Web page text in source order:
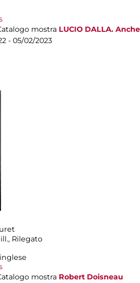
mostra LUCIO DALLA. Anche
- 05/02/2023
ill., Rilegato
mostra Robert Doisneau